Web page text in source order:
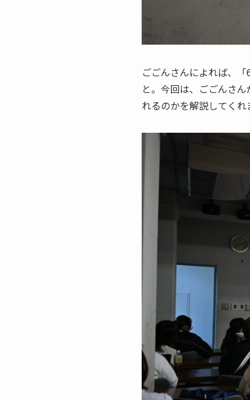
ごごんさんによれば、
と。今回は、ごごんさ
れるのかを解説してくれ